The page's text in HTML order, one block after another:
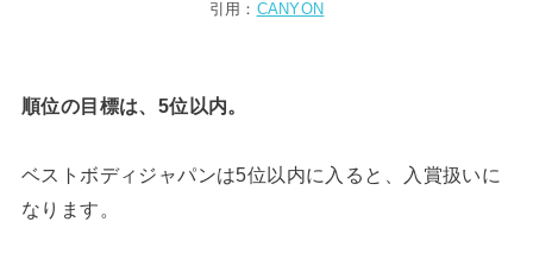
引用： CANYON
順位の目標は、5位以内。
ベストボディジャパンは5位以内に入ると、入賞扱いに
なります。